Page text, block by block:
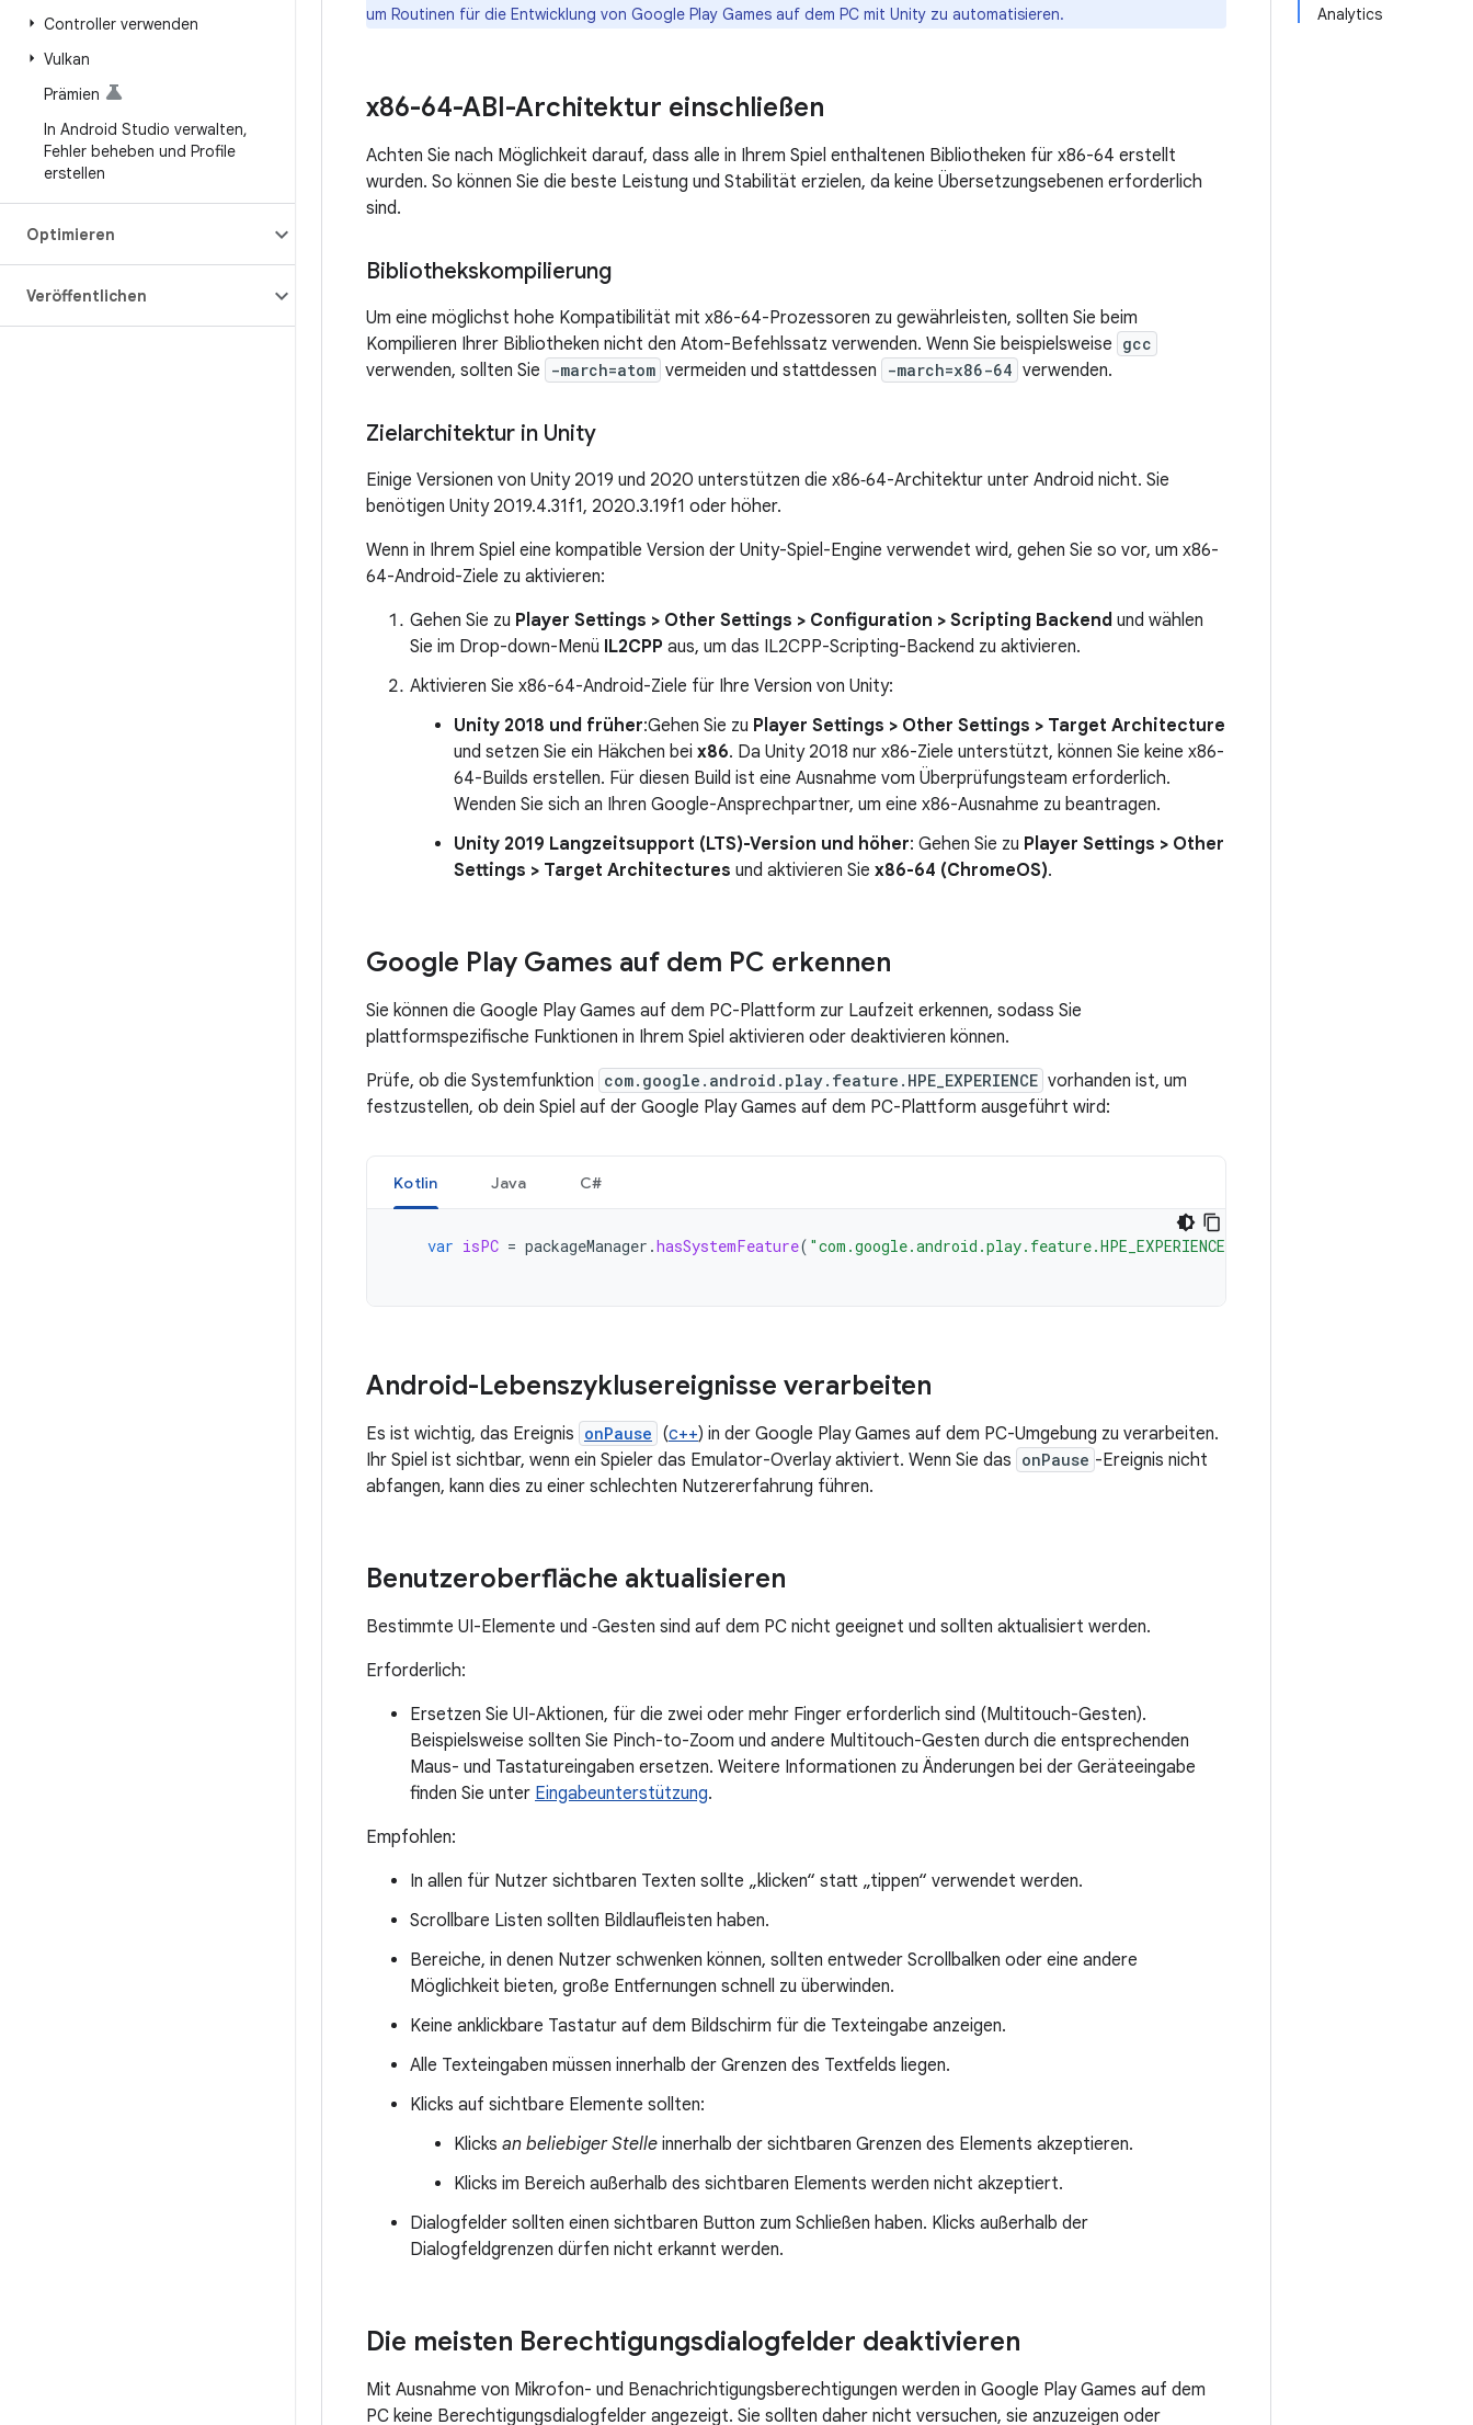
Controller verwenden
Vulkan
Prämien
In Android Studio verwalten,
Fehler beheben und Profile
erstellen
Optimieren
Veröffentlichen
Analytics
um Routinen für die Entwicklung von Google Play Games auf dem PC mit Unity zu automatisieren.
x86-64-ABI-Architektur einschließen
Achten Sie nach Möglichkeit darauf, dass alle in Ihrem Spiel enthaltenen Bibliotheken für x86-64 erstellt
wurden. So können Sie die beste Leistung und Stabilität erzielen, da keine Übersetzungsebenen erforderlich
sind.
Bibliothekskompilierung
Um eine möglichst hohe Kompatibilität mit x86-64-Prozessoren zu gewährleisten, sollten Sie beim
Kompilieren Ihrer Bibliotheken nicht den Atom-Befehlssatz verwenden. Wenn Sie beispielsweise gcc
verwenden, sollten Sie -march=atom vermeiden und stattdessen -march=x86-64 verwenden.
Zielarchitektur in Unity
Einige Versionen von Unity 2019 und 2020 unterstützen die x86‑64-Architektur unter Android nicht. Sie
benötigen Unity 2019.4.31f1, 2020.3.19f1 oder höher.
Wenn in Ihrem Spiel eine kompatible Version der Unity-Spiel-Engine verwendet wird, gehen Sie so vor, um x86-
64-Android-Ziele zu aktivieren:
Gehen Sie zu Player Settings > Other Settings > Configuration > Scripting Backend und wählen
Sie im Drop-down-Menü IL2CPP aus, um das IL2CPP-Scripting-Backend zu aktivieren.
Aktivieren Sie x86-64-Android-Ziele für Ihre Version von Unity:
Unity 2018 und früher:Gehen Sie zu Player Settings > Other Settings > Target Architecture
und setzen Sie ein Häkchen bei x86. Da Unity 2018 nur x86-Ziele unterstützt, können Sie keine x86-
64-Builds erstellen. Für diesen Build ist eine Ausnahme vom Überprüfungsteam erforderlich.
Wenden Sie sich an Ihren Google-Ansprechpartner, um eine x86-Ausnahme zu beantragen.
Unity 2019 Langzeitsupport (LTS)-Version und höher: Gehen Sie zu Player Settings > Other
Settings > Target Architectures und aktivieren Sie x86-64 (ChromeOS).
Google Play Games auf dem PC erkennen
Sie können die Google Play Games auf dem PC-Plattform zur Laufzeit erkennen, sodass Sie
plattformspezifische Funktionen in Ihrem Spiel aktivieren oder deaktivieren können.
Prüfe, ob die Systemfunktion com.google.android.play.feature.HPE_EXPERIENCE vorhanden ist, um
festzustellen, ob dein Spiel auf der Google Play Games auf dem PC-Plattform ausgeführt wird:
Kotlin Java C#
var isPC = packageManager .hasSystemFeature( "com.google.android.play.feature.HPE_EXPERIENCE"
Android-Lebenszyklusereignisse verarbeiten
Es ist wichtig, das Ereignis onPause (c++) in der Google Play Games auf dem PC-Umgebung zu verarbeiten.
Ihr Spiel ist sichtbar, wenn ein Spieler das Emulator-Overlay aktiviert. Wenn Sie das onPause -Ereignis nicht
abfangen, kann dies zu einer schlechten Nutzererfahrung führen.
Benutzeroberfläche aktualisieren
Bestimmte UI-Elemente und ‑Gesten sind auf dem PC nicht geeignet und sollten aktualisiert werden.
Erforderlich:
Ersetzen Sie UI-Aktionen, für die zwei oder mehr Finger erforderlich sind (Multitouch-Gesten).
Beispielsweise sollten Sie Pinch-to-Zoom und andere Multitouch-Gesten durch die entsprechenden
Maus- und Tastatureingaben ersetzen. Weitere Informationen zu Änderungen bei der Geräteeingabe
finden Sie unter Eingabeunterstützung.
Empfohlen:
In allen für Nutzer sichtbaren Texten sollte „klicken“ statt „tippen“ verwendet werden.
Scrollbare Listen sollten Bildlaufleisten haben.
Bereiche, in denen Nutzer schwenken können, sollten entweder Scrollbalken oder eine andere
Möglichkeit bieten, große Entfernungen schnell zu überwinden.
Keine anklickbare Tastatur auf dem Bildschirm für die Texteingabe anzeigen.
Alle Texteingaben müssen innerhalb der Grenzen des Textfelds liegen.
Klicks auf sichtbare Elemente sollten:
Klicks an beliebiger Stelle innerhalb der sichtbaren Grenzen des Elements akzeptieren.
Klicks im Bereich außerhalb des sichtbaren Elements werden nicht akzeptiert.
Dialogfelder sollten einen sichtbaren Button zum Schließen haben. Klicks außerhalb der
Dialogfeldgrenzen dürfen nicht erkannt werden.
Die meisten Berechtigungsdialogfelder deaktivieren
Mit Ausnahme von Mikrofon- und Benachrichtigungsberechtigungen werden in Google Play Games auf dem
PC keine Berechtigungsdialogfelder angezeigt. Sie sollten daher nicht versuchen, sie anzuzeigen oder